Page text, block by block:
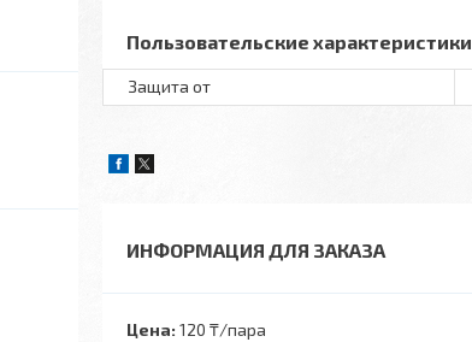
Пользовательские характеристики
Защита от
ИНФОРМАЦИЯ ДЛЯ ЗАКАЗА
Цена: 120 ₸/пара